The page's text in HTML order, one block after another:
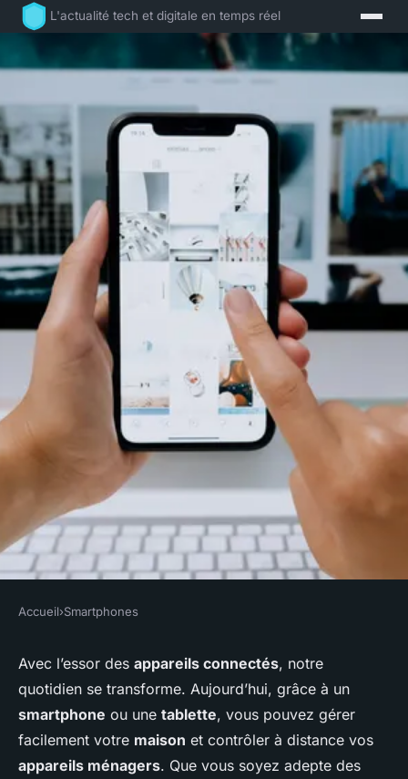
L'actualité tech et digitale en temps réel
SMARTPHONES
Comment utiliser un
smartphone pour contrôler à
distance les appareils
ménagers?
Accueil›Smartphones
Avec l’essor des appareils connectés, notre
quotidien se transforme. Aujourd’hui, grâce à un
smartphone ou une tablette, vous pouvez gérer
facilement votre maison et contrôler à distance vos
appareils ménagers. Que vous soyez adepte des